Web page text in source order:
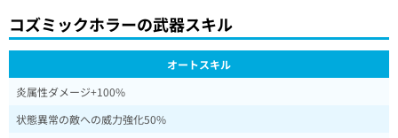
コズミックホラーの武器スキル
オートスキル
炎属性ダメージ+100%
状態異常の敵への威力強化50%